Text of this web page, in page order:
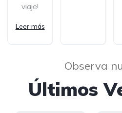
viaje!
Leer más
Observa
Últimos